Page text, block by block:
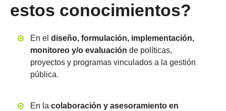
estos conocimientos?
En el diseño, formulación, implementación,
monitoreo y/o evaluación de políticas,
proyectos y programas vinculados a la gestión
pública.
En la colaboración y asesoramiento en